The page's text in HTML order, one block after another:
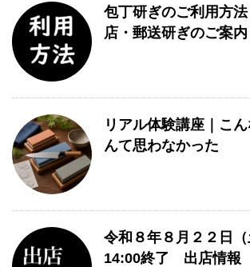
包丁研ぎのご利用方
店・郵送研ぎのご案
リアル体験講座｜こ
んて思わなかった
令和８年８月２２日
14:00終了 出店情報